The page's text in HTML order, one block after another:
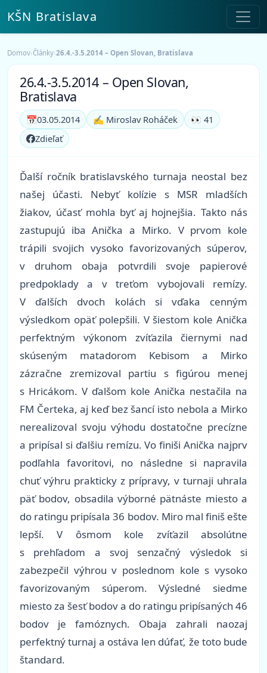
KŠN Bratislava
Domov›Články›26.4.-3.5.2014 – Open Slovan, Bratislava
26.4.-3.5.2014 – Open Slovan,
Bratislava
📅03.05.2014 ✍️ Miroslav Roháček
👀 41
Zdieľať
Ďalší ročník bratislavského turnaja neostal bez
našej účasti. Nebyť kolízie s MSR mladších
žiakov, účasť mohla byť aj hojnejšia. Takto nás
zastupujú iba Anička a Mirko. V prvom kole
trápili svojich vysoko favorizovaných súperov,
v druhom obaja potvrdili svoje papierové
predpoklady a v treťom vybojovali remízy.
V ďalších dvoch kolách si vďaka cenným
výsledkom opäť polepšili. V šiestom kole Anička
perfektným výkonom zvíťazila čiernymi nad
skúseným matadorom Kebisom a Mirko
zázračne zremizoval partiu s figúrou menej
s Hricákom. V ďalšom kole Anička nestačila na
FM Čerteka, aj keď bez šancí isto nebola a Mirko
nerealizoval svoju výhodu dostatočne precízne
a pripísal si ďalšiu remízu. Vo finiši Anička najprv
podľahla favoritovi, no následne si napravila
chuť výhru prakticky z prípravy, v turnaji uhrala
päť bodov, obsadila výborné pätnáste miesto a
do ratingu pripísala 36 bodov. Miro mal finiš ešte
lepší. V ôsmom kole zvíťazil absolútne
s prehľadom a svoj senzačný výsledok si
zabezpečil výhrou v poslednom kole s vysoko
favorizovaným súperom. Výsledné siedme
miesto za šesť bodov a do ratingu pripísaných 46
bodov je famóznych. Obaja zahrali naozaj
perfektný turnaj a ostáva len dúfať, že toto bude
štandard.